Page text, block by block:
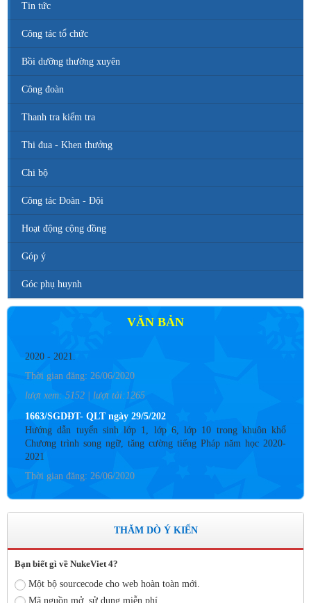
Tin tức
Công tác tổ chức
Bồi dưỡng thường xuyên
Công đoàn
Thanh tra kiểm tra
Thi đua - Khen thưởng
Chi bộ
Công tác Đoàn - Đội
Hoạt động cộng đồng
Góp ý
Góc phụ huynh
VĂN BẢN
Số 142/ KH-BCĐ ngày 12/6/2020
Kế hoạch tuyển sinh vào các trường MN, TH, THCS năm học
Thời gian đăng: 26/06/2020
lượt xem: 5152 | lượt tải:1265
1663/SGDĐT- QLT ngày 29/5/202
Chương trình song ngữ, tăng cường tiếng Pháp năm học 2020-
2021
Thời gian đăng: 26/06/2020
lượt xem: 4183 | lượt tải:757
lượt xem: 8574 | lượt tải:2796
Số: 03 /KH-THVY ngày 17/9�
KẾ HOẠCH CÔNG TÁC KIỂM TRA NỘI BỘ NĂM HỌC
THĂM DÒ Ý KIẾN
Bạn biết gì về NukeViet 4?
Một bộ sourcecode cho web hoàn toàn mới.
Mã nguồn mở, sử dụng miễn phí.